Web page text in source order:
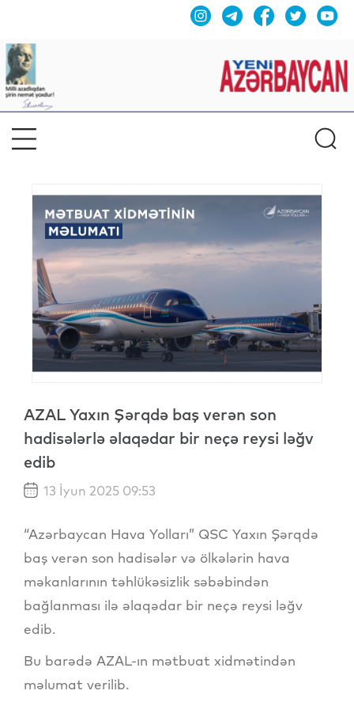
AZAL Yaxın Şərqdə baş verən son
hadisələrlə əlaqədar bir neçə reysi ləğv
edib
13 İyun 2025 09:53
“Azərbaycan Hava Yolları” QSC Yaxın Şərqdə
baş verən son hadisələr və ölkələrin hava
məkanlarının təhlükəsizlik səbəbindən
bağlanması ilə əlaqədar bir neçə reysi ləğv
edib.
Bu barədə AZAL-ın mətbuat xidmətindən
məlumat verilib.